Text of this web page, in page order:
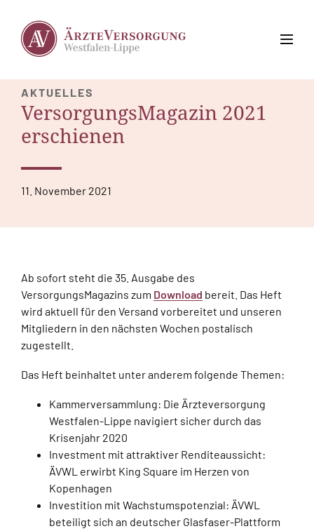
AKTUELLES
VersorgungsMagazin 2021
erschienen
11. November 2021
Ab sofort steht die 35. Ausgabe des
VersorgungsMagazins zum Download bereit. Das Heft
wird aktuell für den Versand vorbereitet und unseren
Mitgliedern in den nächsten Wochen postalisch
zugestellt.
Das Heft beinhaltet unter anderem folgende Themen:
Kammerversammlung: Die Ärzteversorgung
Westfalen-Lippe navigiert sicher durch das
Krisenjahr 2020
Investment mit attraktiver Renditeaussicht:
ÄVWL erwirbt King Square im Herzen von
Kopenhagen
Investition mit Wachstumspotenzial: ÄVWL
beteiligt sich an deutscher Glasfaser-Plattform